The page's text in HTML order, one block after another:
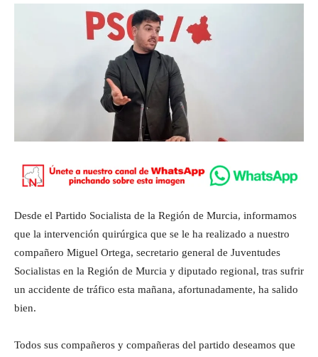
Desde el Partido Socialista de la Región de Murcia, informamos
que la intervención quirúrgica que se le ha realizado a nuestro
compañero Miguel Ortega, secretario general de Juventudes
Socialistas en la Región de Murcia y diputado regional, tras sufrir
un accidente de tráfico esta mañana, afortunadamente, ha salido
bien.
Todos sus compañeros y compañeras del partido deseamos que